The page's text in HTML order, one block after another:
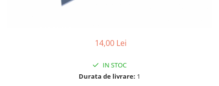
Foarfeci de mana
Pistoale de spuma si silicon
14,00 Lei
IN STOC
Durata de livrare: 1